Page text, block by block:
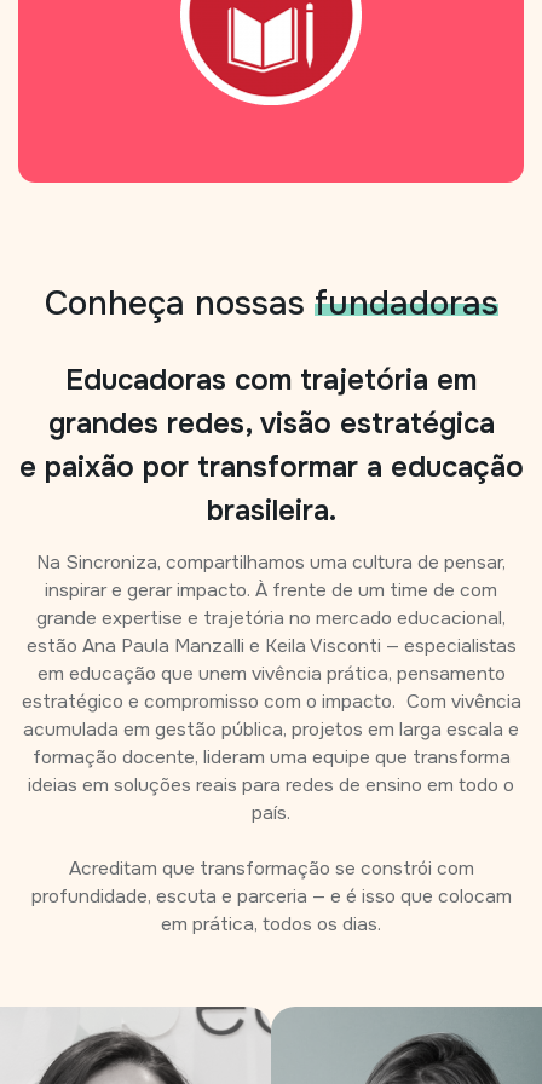
Conheça nossas fundadoras
Educadoras com trajetória em
grandes redes, visão estratégica
e paixão por transformar a educação
brasileira.
Na Sincroniza, compartilhamos uma cultura de pensar,
inspirar e gerar impacto. À frente de um time de com
grande expertise e trajetória no mercado educacional,
estão Ana Paula Manzalli e Keila Visconti — especialistas
em educação que unem vivência prática, pensamento
estratégico e compromisso com o impacto. Com vivência
acumulada em gestão pública, projetos em larga escala e
formação docente, lideram uma equipe que transforma
ideias em soluções reais para redes de ensino em todo o
país.
Acreditam que transformação se constrói com
profundidade, escuta e parceria — e é isso que colocam
em prática, todos os dias.